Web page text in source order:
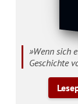
»Wenn sich
Geschichte